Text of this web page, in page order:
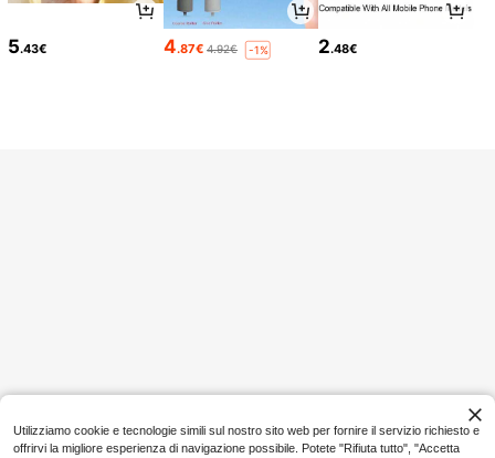
stra con una tasca
4-7 giorni lavorativi 4-7 giorni lavorativi
5.43€ 4.87€ 4.92€ -1% 2.48€
Utilizziamo cookie e tecnologie simili sul nostro sito web per fornire il servizio richiesto e
offrirvi la migliore esperienza di navigazione possibile. Potete "Rifiuta tutto", "Accetta